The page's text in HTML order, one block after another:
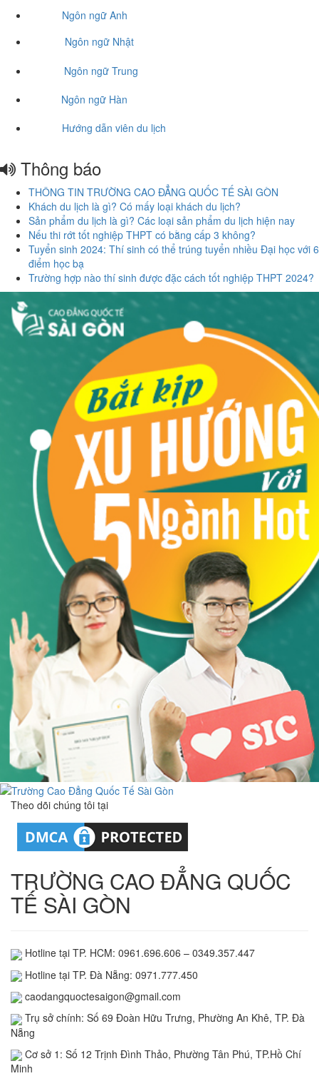
Ngôn ngữ Anh
Ngôn ngữ Nhật
Ngôn ngữ Trung
Ngôn ngữ Hàn
Hướng dẫn viên du lịch
Thông báo
THÔNG TIN TRƯỜNG CAO ĐẲNG QUỐC TẾ SÀI GÒN
Khách du lịch là gì? Có mấy loại khách du lịch?
Sản phẩm du lịch là gì? Các loại sản phẩm du lịch hiện nay
Nếu thi rớt tốt nghiệp THPT có bằng cấp 3 không?
Tuyển sinh 2024: Thí sinh có thể trúng tuyển nhiều Đại học với 6
điểm học bạ
Trường hợp nào thí sinh được đặc cách tốt nghiệp THPT 2024?
Theo dõi chúng tôi tại
TRƯỜNG CAO ĐẲNG QUỐC
TẾ SÀI GÒN
Hotline tại TP. HCM: 0961.696.606 – 0349.357.447
Hotline tại TP. Đà Nẵng: 0971.777.450
caodangquoctesaigon@gmail.com
Trụ sở chính: Số 69 Đoàn Hữu Trưng, Phường An Khê, TP. Đà
Nẵng
Cơ sở 1: Số 12 Trịnh Đình Thảo, Phường Tân Phú, TP.Hồ Chí
Minh